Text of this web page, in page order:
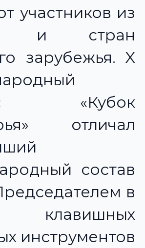
участников из
и стран
зарубежья. X
«Кубок
отличал
состав
в
клавишных
инструментов